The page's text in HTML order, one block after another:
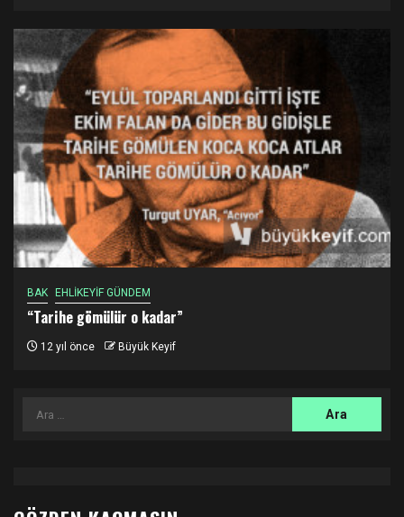
BAK EHLİKEYİF GÜNDEM
“Tarihe gömülür o kadar”
12 yıl önce Büyük Keyif
Arama: